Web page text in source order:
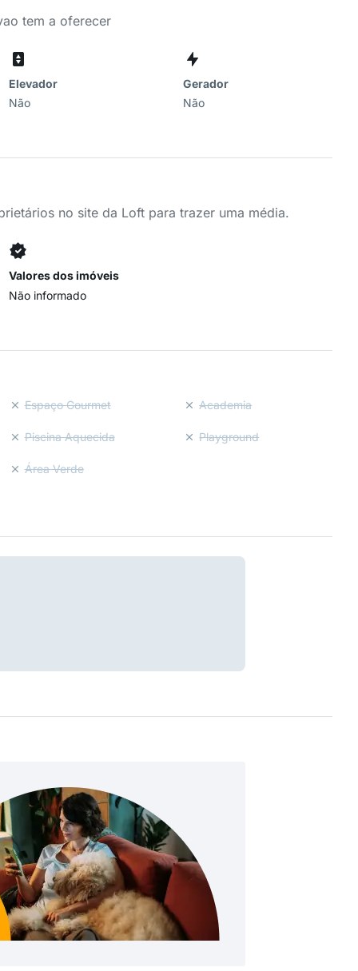
tem a oferecer
Elevador
Não
Gerador
Não
no site da Loft para trazer uma média.
Valores dos imóveis
Não informado
Espaço Gourmet Academia
Piscina Aquecida Playground
Área Verde